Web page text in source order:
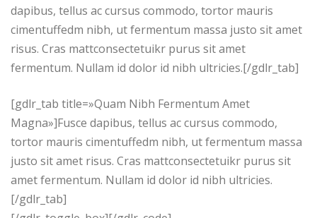
dapibus, tellus ac cursus commodo, tortor mauris
cimentuffedm nibh, ut fermentum massa justo sit amet
risus. Cras mattconsectetuikr purus sit amet
fermentum. Nullam id dolor id nibh ultricies.[/gdlr_tab]
[gdlr_tab title=»Quam Nibh Fermentum Amet
Magna»]Fusce dapibus, tellus ac cursus commodo,
tortor mauris cimentuffedm nibh, ut fermentum massa
justo sit amet risus. Cras mattconsectetuikr purus sit
amet fermentum. Nullam id dolor id nibh ultricies.
[/gdlr_tab]